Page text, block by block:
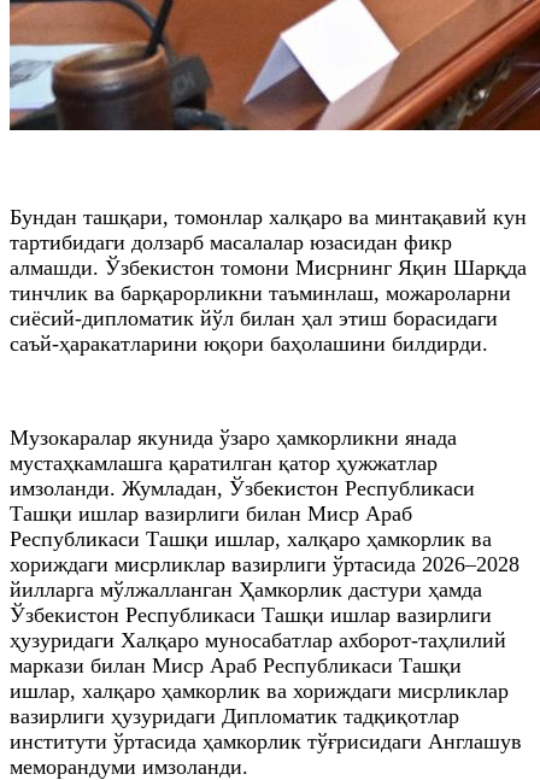
Бундан ташқари, томонлар халқаро ва минтақавий кун
тартибидаги долзарб масалалар юзасидан фикр
алмашди. Ўзбекистон томони Мисрнинг Яқин Шарқда
тинчлик ва барқарорликни таъминлаш, можароларни
сиёсий-дипломатик йўл билан ҳал этиш борасидаги
саъй-ҳаракатларини юқори баҳолашини билдирди.
Музокаралар якунида ўзаро ҳамкорликни янада
мустаҳкамлашга қаратилган қатор ҳужжатлар
имзоланди. Жумладан, Ўзбекистон Республикаси
Ташқи ишлар вазирлиги билан Миср Араб
Республикаси Ташқи ишлар, халқаро ҳамкорлик ва
хориждаги мисрликлар вазирлиги ўртасида 2026–2028
йилларга мўлжалланган Ҳамкорлик дастури ҳамда
Ўзбекистон Республикаси Ташқи ишлар вазирлиги
ҳузуридаги Халқаро муносабатлар ахборот-таҳлилий
маркази билан Миср Араб Республикаси Ташқи
ишлар, халқаро ҳамкорлик ва хориждаги мисрликлар
вазирлиги ҳузуридаги Дипломатик тадқиқотлар
институти ўртасида ҳамкорлик тўғрисидаги Англашув
меморандуми имзоланди.